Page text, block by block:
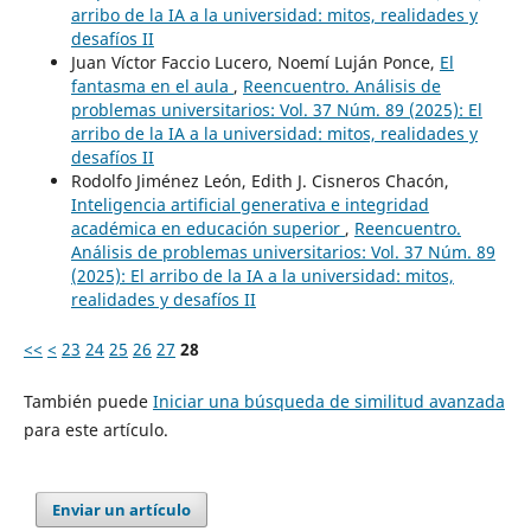
arribo de la IA a la universidad: mitos, realidades y
desafíos II
Juan Víctor Faccio Lucero, Noemí Luján Ponce, El
fantasma en el aula , Reencuentro. Análisis de
problemas universitarios: Vol. 37 Núm. 89 (2025): El
arribo de la IA a la universidad: mitos, realidades y
desafíos II
Rodolfo Jiménez León, Edith J. Cisneros Chacón,
Inteligencia artificial generativa e integridad
académica en educación superior , Reencuentro.
Análisis de problemas universitarios: Vol. 37 Núm. 89
(2025): El arribo de la IA a la universidad: mitos,
realidades y desafíos II
<< < 23 24 25 26 27 28
También puede Iniciar una búsqueda de similitud avanzada
para este artículo.
Enviar un artículo